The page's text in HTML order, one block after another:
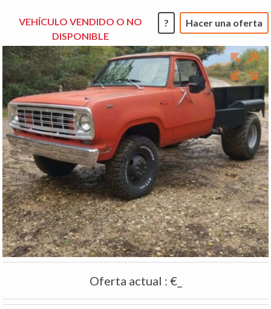
VEHÍCULO VENDIDO O NO
DISPONIBLE
? Hacer una oferta
Oferta actual : €_